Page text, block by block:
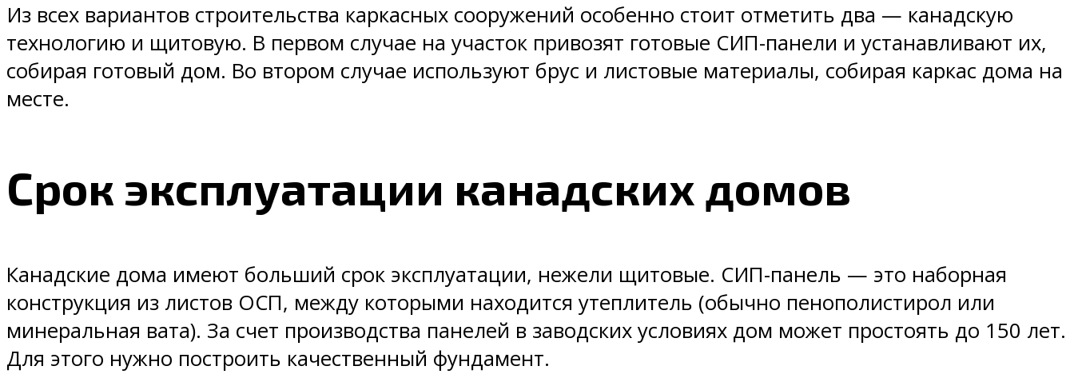
Из всех вариантов строительства каркасных сооружений особенно стоит отметить два — канадскую
технологию и щитовую. В первом случае на участок привозят готовые СИП-панели и устанавливают их,
собирая готовый дом. Во втором случае используют брус и листовые материалы, собирая каркас дома на
месте.
Срок эксплуатации канадских домов
Канадские дома имеют больший срок эксплуатации, нежели щитовые. СИП-панель — это наборная
конструкция из листов ОСП, между которыми находится утеплитель (обычно пенополистирол или
минеральная вата). За счет производства панелей в заводских условиях дом может простоять до 150 лет.
Для этого нужно построить качественный фундамент.